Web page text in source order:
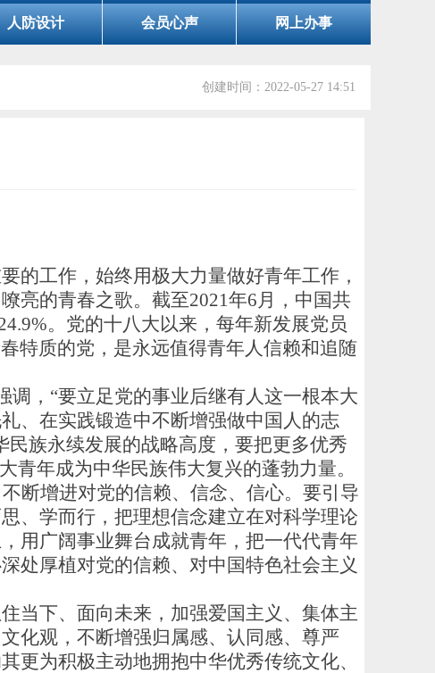
人防设计 会员心声 网上办事
创建时间： 2022-05-27 14:51
工作，始终用极大力量做好青年工作，
亮的青春之歌。截至2021年6月，中国共
。党的十八大以来，每年新发展党员
特质的党，是永远值得青年人信赖和追随
，“要立足党的事业后继有人这一根本大
、在实践锻造中不断增强做中国人的志
族永续发展的战略高度，要把更多优秀
青年成为中华民族伟大复兴的蓬勃力量。
断增进对党的信赖、信念、信心。要引导
、学而行，把理想信念建立在对科学理论
用广阔事业舞台成就青年，把一代代青年
处厚植对党的信赖、对中国特色社会主义
下、面向未来，加强爱国主义、集体主
化观，不断增强归属感、认同感、尊严
更为积极主动地拥抱中华优秀传统文化、